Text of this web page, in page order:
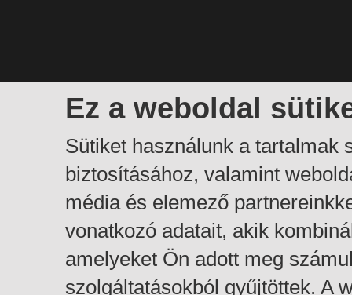
Ez a weboldal
Sütiket használunk a tartalmak
biztosításához, valamint
média és elemező
vonatkozó adatait, akik
amelyeket Ön adott meg
szolgáltatásokból gyűjtöttek. A